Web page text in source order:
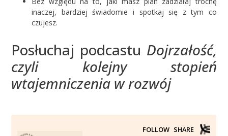
inaczej, bardziej świadomie i spotkaj się z tym co
czujesz.
Posłuchaj podcastu Dojrzałość,
czyli kolejny stopień
wtajemniczenia w rozwój